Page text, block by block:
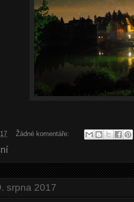
Žádné komentáře:
srpna 2017